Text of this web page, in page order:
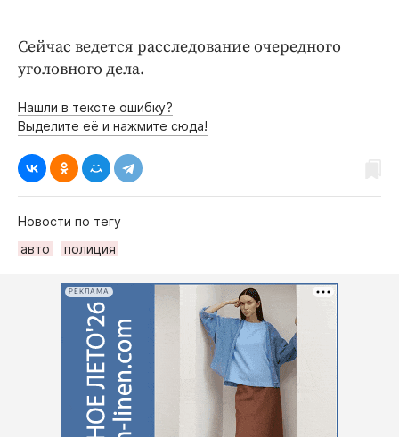
Сейчас ведется расследование очередного
уголовного дела.
Нашли в тексте ошибку?
Выделите её и нажмите сюда!
Новости по тегу
авто
полиция
РЕКЛАМА